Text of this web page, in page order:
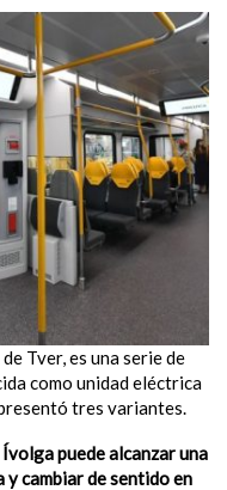
Tver, es una serie de
como unidad eléctrica
tres variantes.
Ívolga puede alcanzar una
cambiar de sentido en